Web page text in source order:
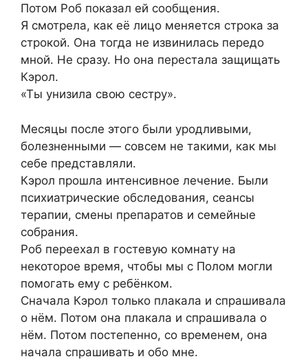
Потом Роб показал ей сообщения.
Я смотрела, как её лицо меняется строка за
строкой. Она тогда не извинилась передо
мной. Не сразу. Но она перестала защищать
Кэрол.
«Ты унизила свою сестру».
Месяцы после этого были уродливыми,
болезненными — совсем не такими, как мы
себе представляли.
Кэрол прошла интенсивное лечение. Были
психиатрические обследования, сеансы
терапии, смены препаратов и семейные
собрания.
Роб переехал в гостевую комнату на
некоторое время, чтобы мы с Полом могли
помогать ему с ребёнком.
Сначала Кэрол только плакала и спрашивала
о нём. Потом она плакала и спрашивала о
нём. Потом постепенно, со временем, она
начала спрашивать и обо мне.